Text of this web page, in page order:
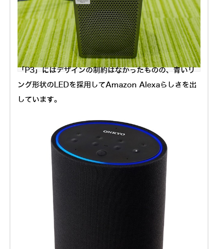
白いLEDがGoogleアシスタント対応製品のしるし
「P3」にはデザインの制約はなかったものの、青いリ
ング形状のLEDを採用してAmazon Alexaらしさを出
しています。